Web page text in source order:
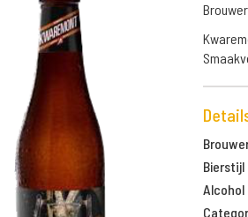
Bierstijl
Alcohol